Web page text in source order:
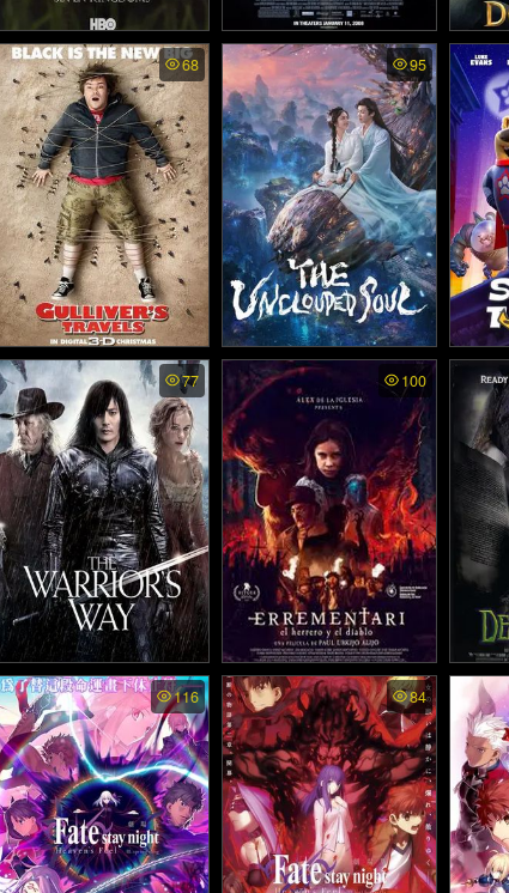
A Knight of the Seven Kin
gdoms พากย์ไทย - อัศวินแ
ห่งเจ็ดราชอาณาจักร (202
6)
In the Name of the King:
A Dungeon Siege Tale - ศึ
กนักรบกองพันปีศาจ (200
7)
68
Gullivers Travels - กัลลิเวอ
ร์ผจญภัย (2010)
95
The Unclouded Soul พากย์
ไทย - เซียวเหยา พลิกชะตา
ราชาปีศาจ (2026)
77
The Warrior's Way พากย์ไ
ทย - มหาสงครามโคตรคน
ต่างพันธุ์ (2010)
100
Errementari The Blacksmi
th and the Devil ซับไทย - พั
นธนาการปีศาจ (2017)
Tales
mon
116 84